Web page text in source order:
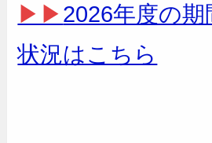
▶▶2026年度の
状況はこちら